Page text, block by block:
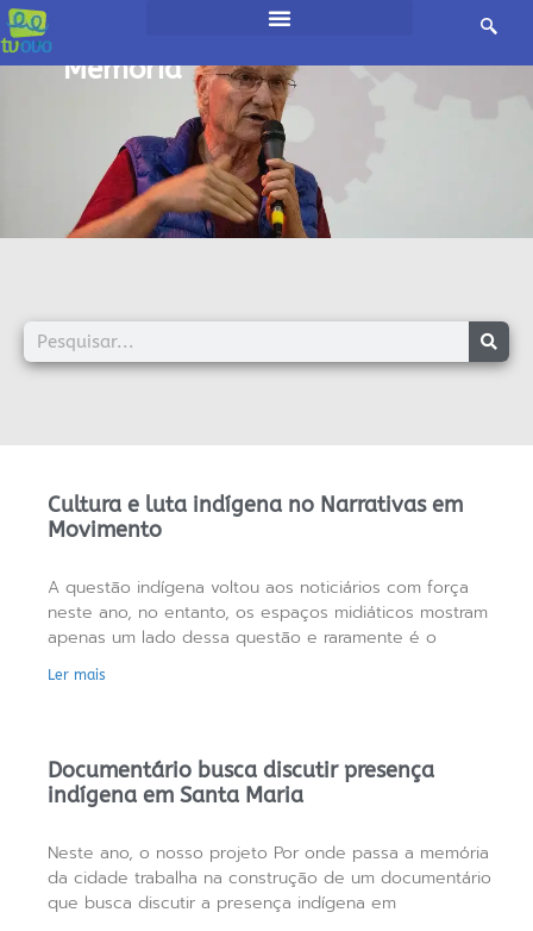
Memória
Cultura e luta indígena no Narrativas em
Movimento
A questão indígena voltou aos noticiários com força
neste ano, no entanto, os espaços midiáticos mostram
apenas um lado dessa questão e raramente é o
Ler mais
Documentário busca discutir presença
indígena em Santa Maria
Neste ano, o nosso projeto Por onde passa a memória
da cidade trabalha na construção de um documentário
que busca discutir a presença indígena em